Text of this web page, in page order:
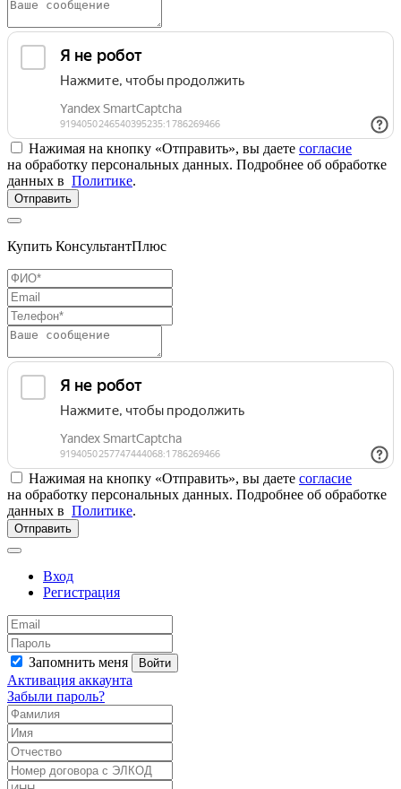
Нажимая на кнопку «Отправить», вы даете согласие
на обработку персональных данных. Подробнее об обработке
данных в Политике.
Отправить
Купить КонсультантПлюс
Нажимая на кнопку «Отправить», вы даете согласие
на обработку персональных данных. Подробнее об обработке
данных в Политике.
Отправить
Вход
Регистрация
Запомнить меня Войти
Активация аккаунта
Забыли пароль?